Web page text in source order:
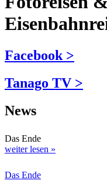
Facebook >
Tanago TV >
News
Das Ende
weiter lesen »
Das Ende